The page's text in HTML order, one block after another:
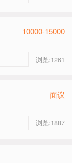
10000-15000
浏览:1261
面议
浏览:1887